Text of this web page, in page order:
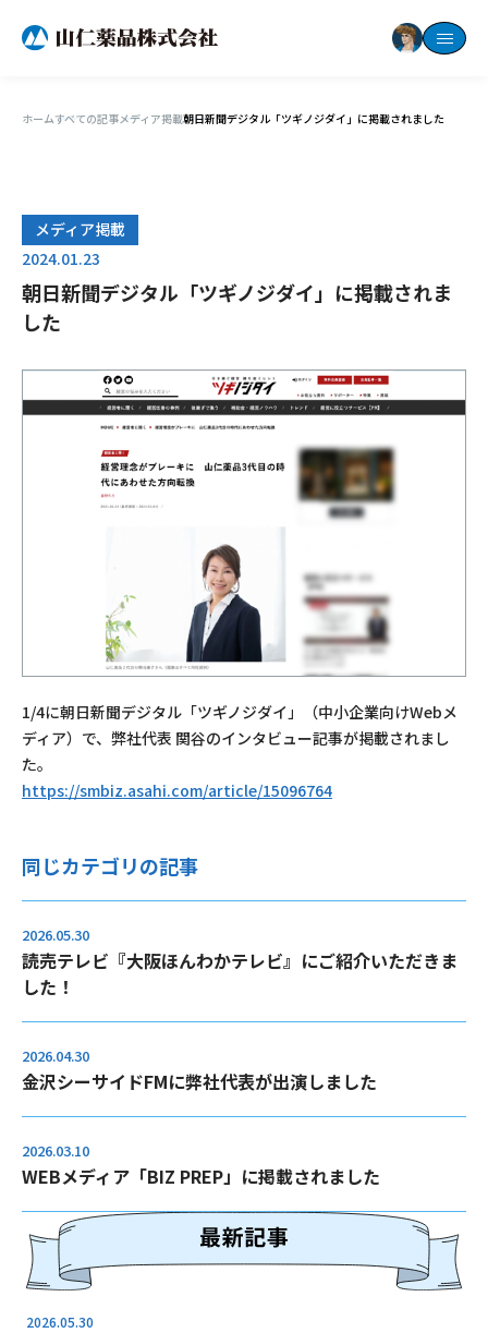
ホームすべての記事メディア掲載朝日新聞デジタル「ツギノジダイ」に掲載されました
メディア掲載
2024.01.23
朝日新聞デジタル「ツギノジダイ」に掲載されま
した
1/4に朝日新聞デジタル「ツギノジダイ」（中小企業向けWebメ
ディア）で、弊社代表 関谷のインタビュー記事が掲載されまし
た。
https://smbiz.asahi.com/article/15096764
同じカテゴリの記事
2026.05.30
読売テレビ『大阪ほんわかテレビ』にご紹介いただきま
した！
2026.04.30
金沢シーサイドFMに弊社代表が出演しました
2026.03.10
WEBメディア「BIZ PREP」に掲載されました
2026.05.30